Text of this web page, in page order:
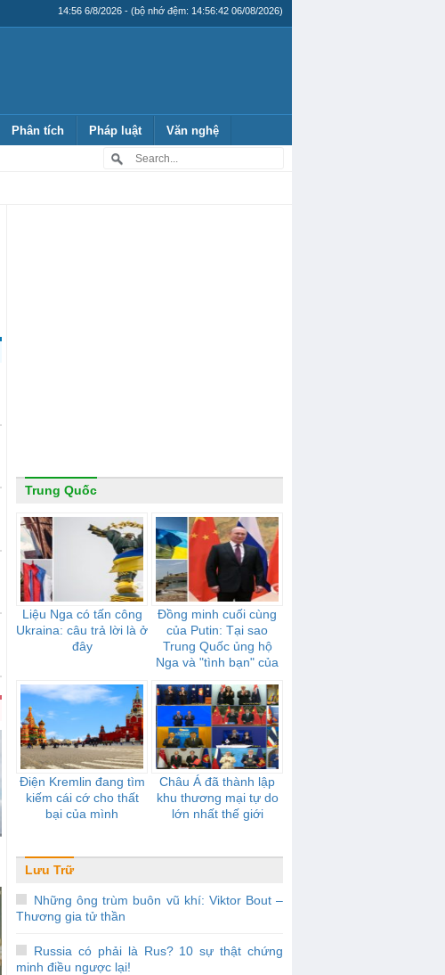
14:56 6/8/2026 - (bộ nhớ đệm: 14:56:42 06/08/2026)
Phân tích Pháp luật Văn nghệ
Trung Quốc
Liệu Nga có tấn công
Ukraina: câu trả lời là ở
đây
Đồng minh cuối cùng
của Putin: Tại sao
Trung Quốc ủng hộ
Nga và "tình bạn" của
nào
Điện Kremlin đang tìm
kiếm cái cớ cho thất
bại của mình
Châu Á đã thành lập
khu thương mại tự do
lớn nhất thế giới
Lưu Trữ
Những ông trùm buôn vũ khí: Viktor Bout –
Thương gia tử thần
Russia có phải là Rus? 10 sự thật chứng
minh điều ngược lại!